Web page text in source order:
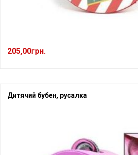
205,00грн.
Дитячий бубен, русалка